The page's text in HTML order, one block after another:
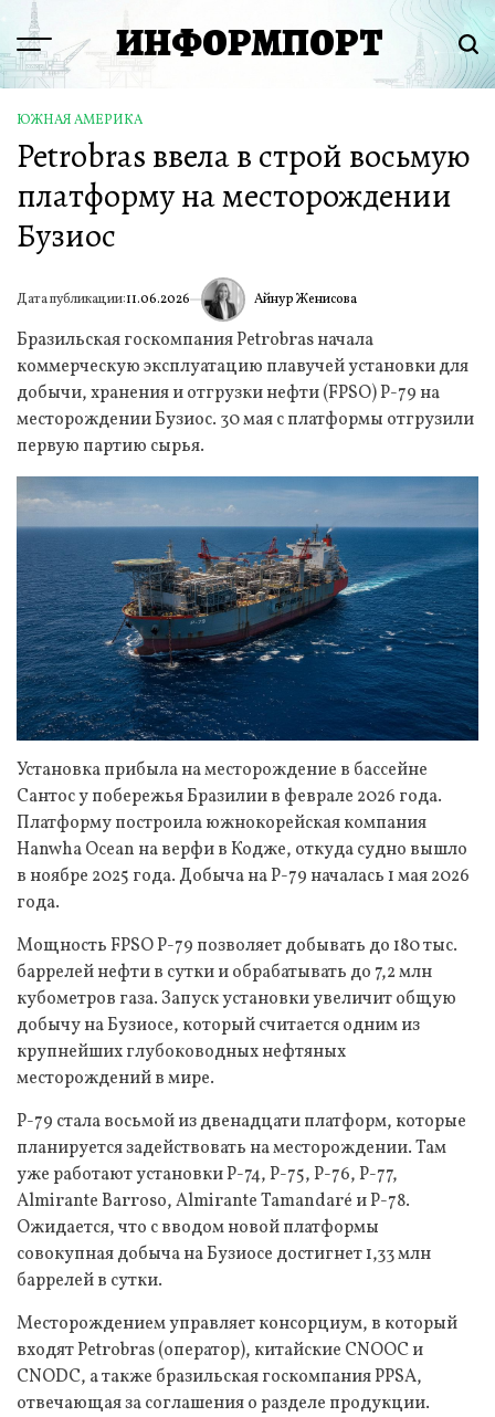
Перейти
содержимому
Menu ИНФОРМПОРТ
ОПУБЛИКОВАНО
В
ЮЖНАЯ АМЕРИКА
Petrobras ввела в строй восьмую
платформу на месторождении
Бузиос
Дата публикации:11.06.2026 ИА Айнур Женисова
Бразильская госкомпания Petrobras начала
коммерческую эксплуатацию плавучей установки для
добычи, хранения и отгрузки нефти (FPSO) P-79 на
месторождении Бузиос. 30 мая с платформы отгрузили
первую партию сырья.
Установка прибыла на месторождение в бассейне
Сантос у побережья Бразилии в феврале 2026 года.
Платформу построила южнокорейская компания
Hanwha Ocean на верфи в Кодже, откуда судно вышло
в ноябре 2025 года. Добыча на P-79 началась 1 мая 2026
года.
Мощность FPSO P-79 позволяет добывать до 180 тыс.
баррелей нефти в сутки и обрабатывать до 7,2 млн
кубометров газа. Запуск установки увеличит общую
добычу на Бузиосе, который считается одним из
крупнейших глубоководных нефтяных
месторождений в мире.
P-79 стала восьмой из двенадцати платформ, которые
планируется задействовать на месторождении. Там
уже работают установки P-74, P-75, P-76, P-77,
Almirante Barroso, Almirante Tamandaré и P-78.
Ожидается, что с вводом новой платформы
совокупная добыча на Бузиосе достигнет 1,33 млн
баррелей в сутки.
Месторождением управляет консорциум, в который
входят Petrobras (оператор), китайские CNOOC и
CNODC, а также бразильская госкомпания PPSA,
отвечающая за соглашения о разделе продукции.